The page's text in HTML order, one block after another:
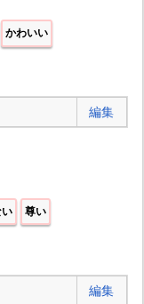
かわいい
編集
尊い
編集